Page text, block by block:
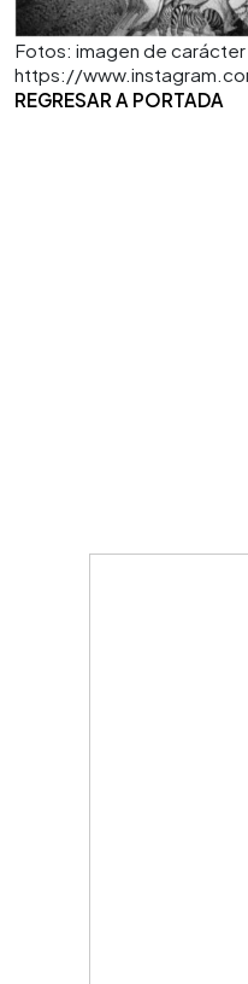
Fotos: imagen de
https://
REGRESAR A PORTADA